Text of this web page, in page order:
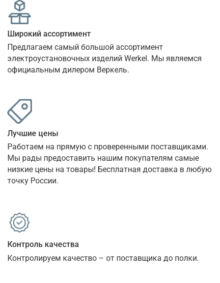
Широкий ассортимент
Предлагаем самый большой ассортимент
электроустановочных изделий Werkel. Мы являемся
официальным дилером Веркель.
Лучшие цены
Работаем на прямую с проверенными поставщиками.
Мы рады предоставить нашим покупателям самые
низкие цены на товары! Бесплатная доставка в любую
точку России.
Контроль качества
Контролируем качество – от поставщика до полки.